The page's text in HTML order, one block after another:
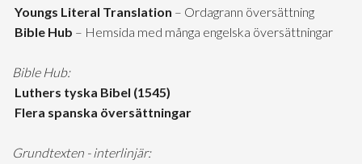
Youngs Literal Translation – Ordagrann översättning
Bible Hub – Hemsida med många engelska översättningar
Bible Hub:
Luthers tyska Bibel (1545)
Flera spanska översättningar
Grundtexten - interlinjär: